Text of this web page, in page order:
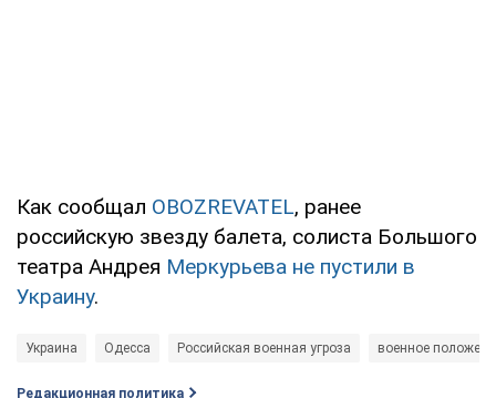
Как сообщал OBOZREVATEL, ранее
российскую звезду балета, солиста Большого
театра Андрея Меркурьева не пустили в
Украину.
Украина Одесса Российская военная угроза военное
Редакционная политика